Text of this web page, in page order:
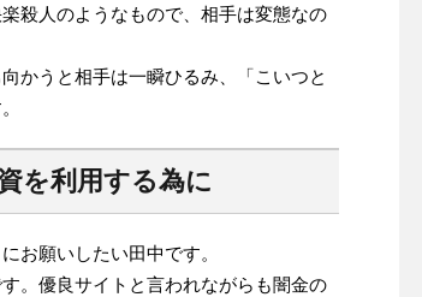
殺人のようなもので、相手は変態なの
かうと相手は一瞬ひるみ、「こいつと
を利用する為に
お願いしたい田中です。
。優良サイトと言われながらも闇金の